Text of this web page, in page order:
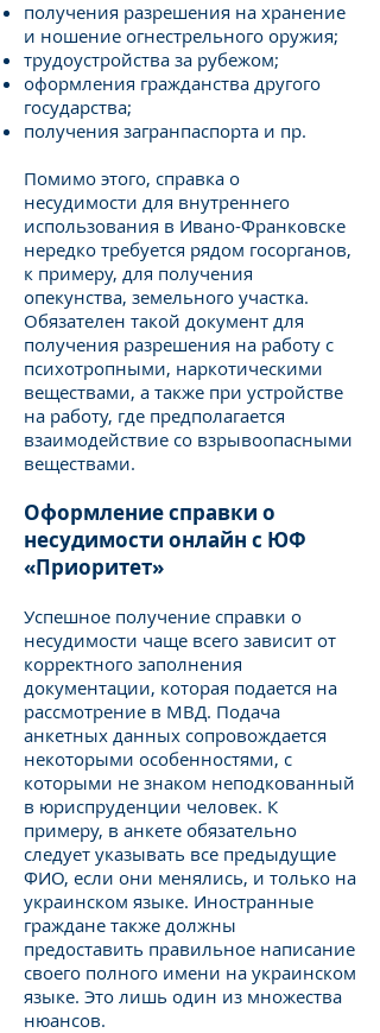
получения разрешения на хранение
и ношение огнестрельного оружия;
трудоустройства за рубежом;
оформления гражданства другого
государства;
получения загранпаспорта и пр.
Помимо этого, справка о
несудимости для внутреннего
использования в Ивано-Франковске
нередко требуется рядом госорганов,
к примеру, для получения
опекунства, земельного участка.
Обязателен такой документ для
получения разрешения на работу с
психотропными, наркотическими
веществами, а также при устройстве
на работу, где предполагается
взаимодействие со взрывоопасными
веществами.
Оформление справки о
несудимости онлайн с ЮФ
«Приоритет»
Успешное получение справки о
несудимости чаще всего зависит от
корректного заполнения
документации, которая подается на
рассмотрение в МВД. Подача
анкетных данных сопровождается
некоторыми особенностями, с
которыми не знаком неподкованный
в юриспруденции человек. К
примеру, в анкете обязательно
следует указывать все предыдущие
ФИО, если они менялись, и только на
украинском языке. Иностранные
граждане также должны
предоставить правильное написание
своего полного имени на украинском
языке. Это лишь один из множества
нюансов.